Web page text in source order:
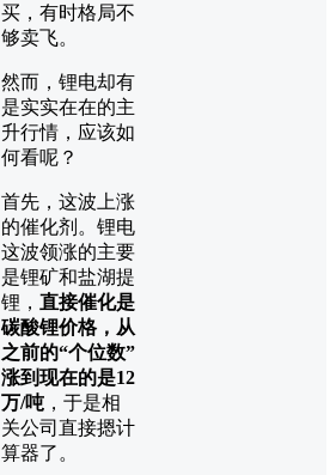
买，有时格局不
够卖飞。
然而，锂电却有
是实实在在的主
升行情，应该如
何看呢？
首先，这波上涨
的催化剂。锂电
这波领涨的主要
是锂矿和盐湖提
锂， 直接催化是
碳酸锂价格，从
之前的“个位数”
涨到现在的是12
万/吨 ，于是相
关公司直接摁计
算器了。